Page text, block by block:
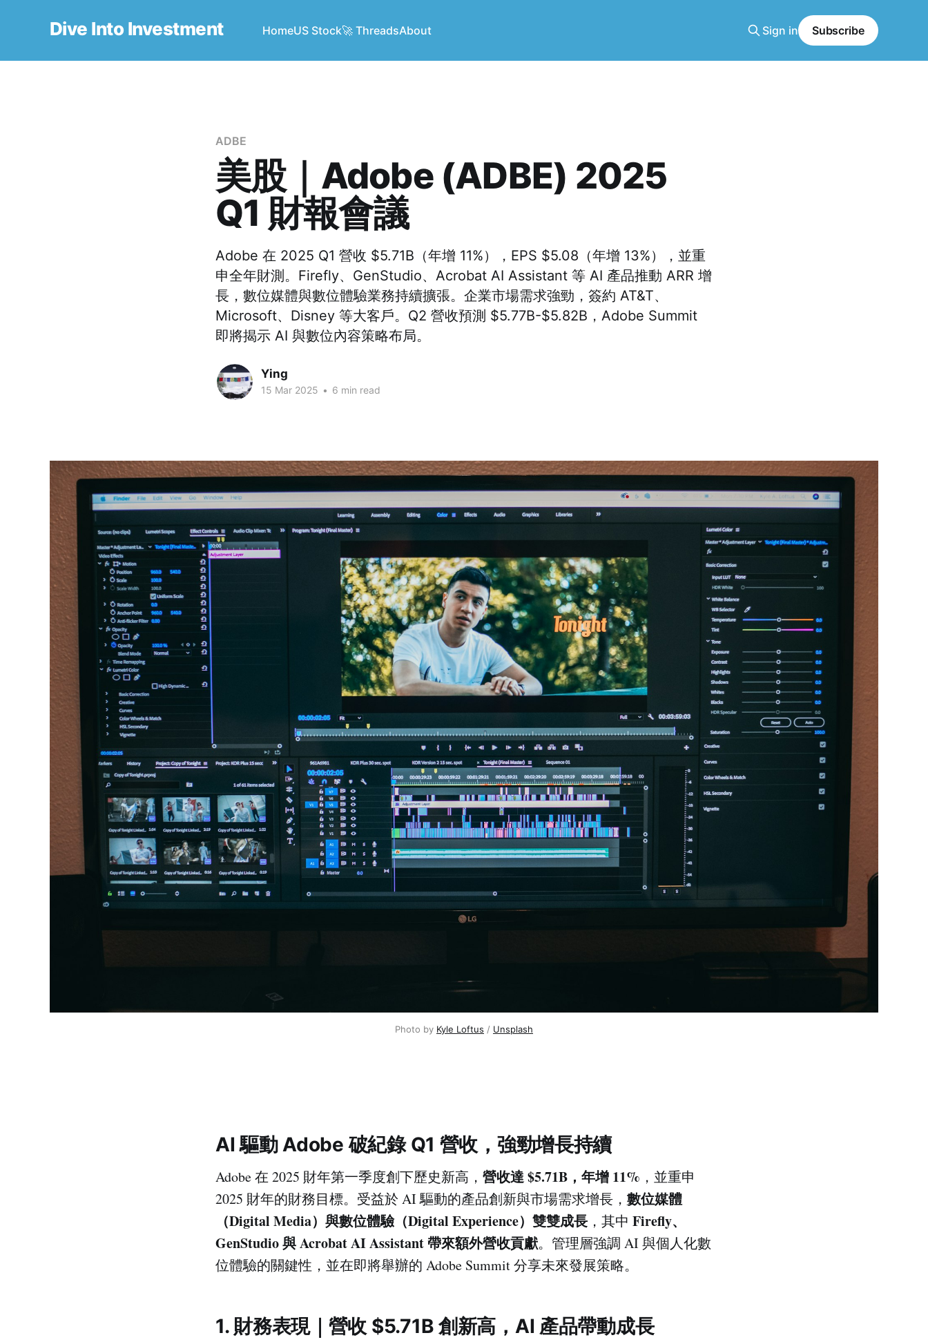
Dive Into Investment HomeUS Stock🚀 ThreadsAbout Sign in Subscribe
ADBE
美股｜Adobe (ADBE) 2025
Q1 財報會議
Adobe 在 2025 Q1 營收 $5.71B（年增 11%），EPS $5.08（年增 13%），並重
申全年財測。Firefly、GenStudio、Acrobat AI Assistant 等 AI 產品推動 ARR 增
長，數位媒體與數位體驗業務持續擴張。企業市場需求強勁，簽約 AT&T、
Microsoft、Disney 等大客戶。Q2 營收預測 $5.77B-$5.82B，Adobe Summit
即將揭示 AI 與數位內容策略布局。
Ying
15 Mar 2025 • 6 min read
Photo by Kyle Loftus / Unsplash
AI 驅動 Adobe 破紀錄 Q1 營收，強勁增長持續
Adobe 在 2025 財年第一季度創下歷史新高， 營收達 $5.71B，年增 11% ，並重申
2025 財年的財務目標。受益於 AI 驅動的產品創新與市場需求增長， 數位媒體
（Digital Media）與數位體驗（Digital Experience）雙雙成長 ，其中 Firefly、
GenStudio 與 Acrobat AI Assistant 帶來額外營收貢獻。管理層強調 AI 與個人化數
位體驗的關鍵性，並在即將舉辦的 Adobe Summit 分享未來發展策略。
1. 財務表現｜營收 $5.71B 創新高，AI 產品帶動成長